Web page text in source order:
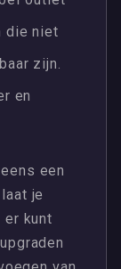
die niet
zijn.
en
een
je
kunt